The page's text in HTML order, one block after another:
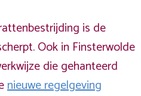
is de
Ook in Finsterwolde
die gehanteerd
nieuwe regelgeving